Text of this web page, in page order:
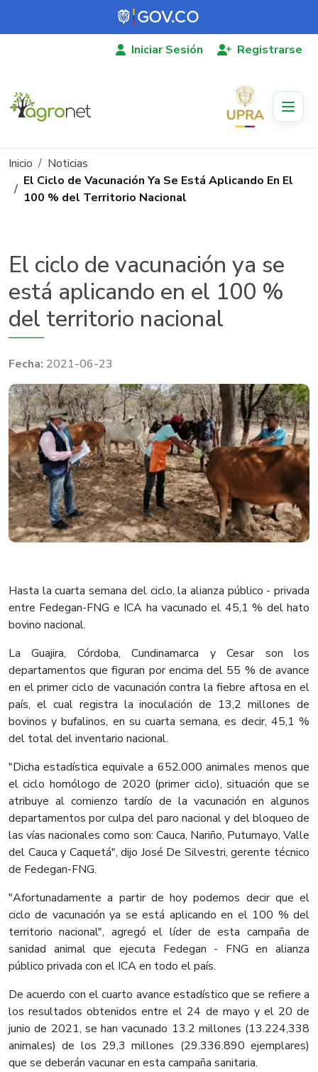
Pasar al contenido principal
Iniciar Sesión Registrarse
Ruta de navegación
Inicio
Noticias
El Ciclo de Vacunación Ya Se Está Aplicando En El
100 % del Territorio Nacional
El ciclo de vacunación ya se
está aplicando en el 100 %
del territorio nacional
2021-06-23
Hasta la cuarta semana del ciclo, la alianza público - privada
entre Fedegan-FNG e ICA ha vacunado el 45,1 % del hato
bovino nacional.
La Guajira, Córdoba, Cundinamarca y Cesar son los
departamentos que figuran por encima del 55 % de avance
en el primer ciclo de vacunación contra la fiebre aftosa en el
país, el cual registra la inoculación de 13,2 millones de
bovinos y bufalinos, en su cuarta semana, es decir, 45,1 %
del total del inventario nacional.
"Dicha estadística equivale a 652.000 animales menos que
el ciclo homólogo de 2020 (primer ciclo), situación que se
atribuye al comienzo tardío de la vacunación en algunos
departamentos por culpa del paro nacional y del bloqueo de
las vías nacionales como son: Cauca, Nariño, Putumayo, Valle
del Cauca y Caquetá", dijo José De Silvestri, gerente técnico
de Fedegan-FNG.
"Afortunadamente a partir de hoy podemos decir que el
ciclo de vacunación ya se está aplicando en el 100 % del
territorio nacional", agregó el líder de esta campaña de
sanidad animal que ejecuta Fedegan - FNG en alianza
público privada con el ICA en todo el país.
De acuerdo con el cuarto avance estadístico que se refiere a
los resultados obtenidos entre el 24 de mayo y el 20 de
junio de 2021, se han vacunado 13.2 millones (13.224,338
animales) de los 29,3 millones (29.336.890 ejemplares)
que se deberán vacunar en esta campaña sanitaria.